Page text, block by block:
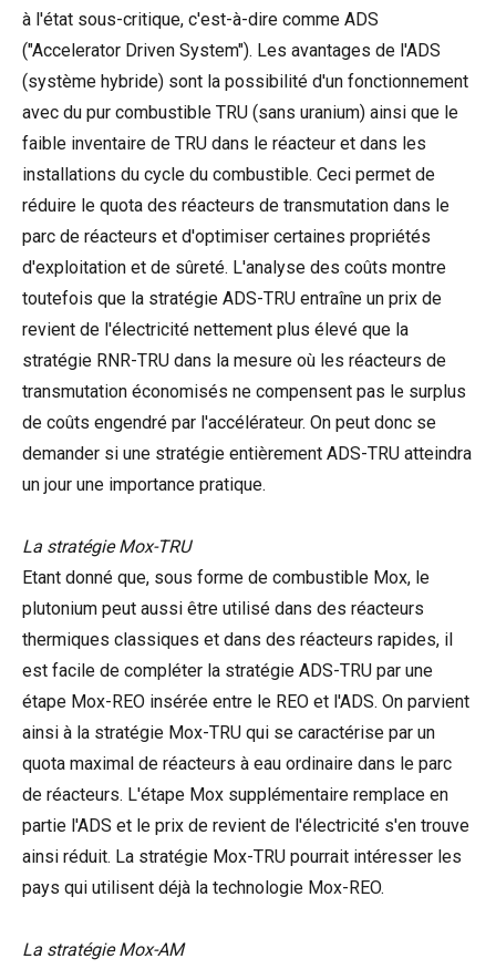
à l'état sous-critique, c'est-à-dire comme ADS
("Accelerator Driven System"). Les avantages de l'ADS
(système hybride) sont la possibilité d'un fonctionnement
avec du pur combustible TRU (sans uranium) ainsi que le
faible inventaire de TRU dans le réacteur et dans les
installations du cycle du combustible. Ceci permet de
réduire le quota des réacteurs de transmutation dans le
parc de réacteurs et d'optimiser certaines propriétés
d'exploitation et de sûreté. L'analyse des coûts montre
toutefois que la stratégie ADS-TRU entraîne un prix de
revient de l'électricité nettement plus élevé que la
stratégie RNR-TRU dans la mesure où les réacteurs de
transmutation économisés ne compensent pas le surplus
de coûts engendré par l'accélérateur. On peut donc se
demander si une stratégie entièrement ADS-TRU atteindra
un jour une importance pratique.
La stratégie Mox-TRU
Etant donné que, sous forme de combustible Mox, le
plutonium peut aussi être utilisé dans des réacteurs
thermiques classiques et dans des réacteurs rapides, il
est facile de compléter la stratégie ADS-TRU par une
étape Mox-REO insérée entre le REO et l'ADS. On parvient
ainsi à la stratégie Mox-TRU qui se caractérise par un
quota maximal de réacteurs à eau ordinaire dans le parc
de réacteurs. L'étape Mox supplémentaire remplace en
partie l'ADS et le prix de revient de l'électricité s'en trouve
ainsi réduit. La stratégie Mox-TRU pourrait intéresser les
pays qui utilisent déjà la technologie Mox-REO.
La stratégie Mox-AM